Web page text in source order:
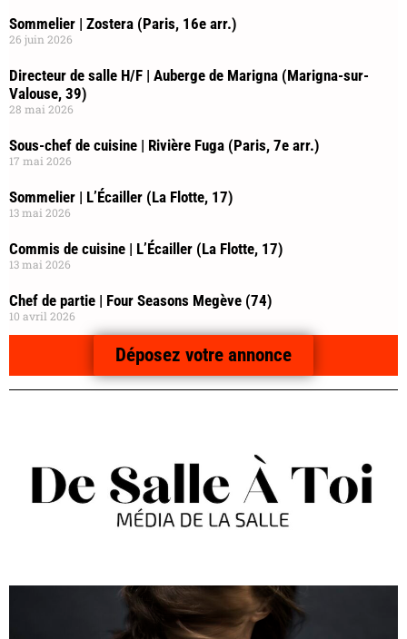
Sommelier | Zostera (Paris, 16e arr.)
26 juin 2026
Directeur de salle H/F | Auberge de Marigna (Marigna-sur-
Valouse, 39)
28 mai 2026
Sous-chef de cuisine | Rivière Fuga (Paris, 7e arr.)
17 mai 2026
Sommelier | L’Écailler (La Flotte, 17)
13 mai 2026
Commis de cuisine | L’Écailler (La Flotte, 17)
13 mai 2026
Chef de partie | Four Seasons Megève (74)
10 avril 2026
Déposez votre annonce